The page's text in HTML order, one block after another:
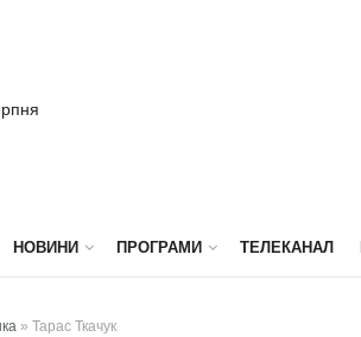
НОВИНИ ПРОГРАМИ ТЕЛЕКАНАЛ
» Тарас Ткачук